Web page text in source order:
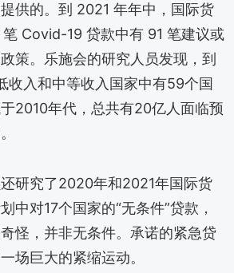
供的。到 2021 年年中，国际货
Covid-19 贷款中有 91 笔建议或
策。乐施会的研究人员发现，到
收入和中等收入国家中有59个国
2010年代，总共有20亿人面临预
研究了2020年和2021年国际货
中对17个国家的“无条件”贷款，
怪，并非无条件。承诺的紧急贷
场巨大的紧缩运动。